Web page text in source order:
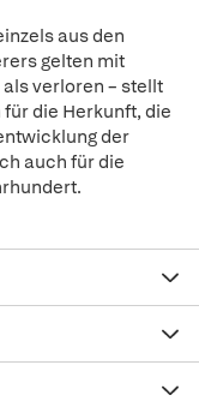
aus den
gelten mit
verloren – stellt
die Herkunft, die
der
auch für die